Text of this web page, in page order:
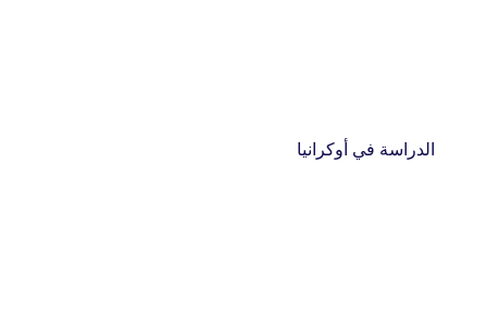
الدراسة في أوكرانيا